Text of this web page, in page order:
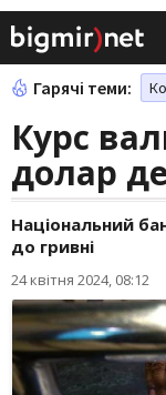
Гарячі теми:
Курс
долар
Національний
до гривні
24 квітня 2024, 08:12